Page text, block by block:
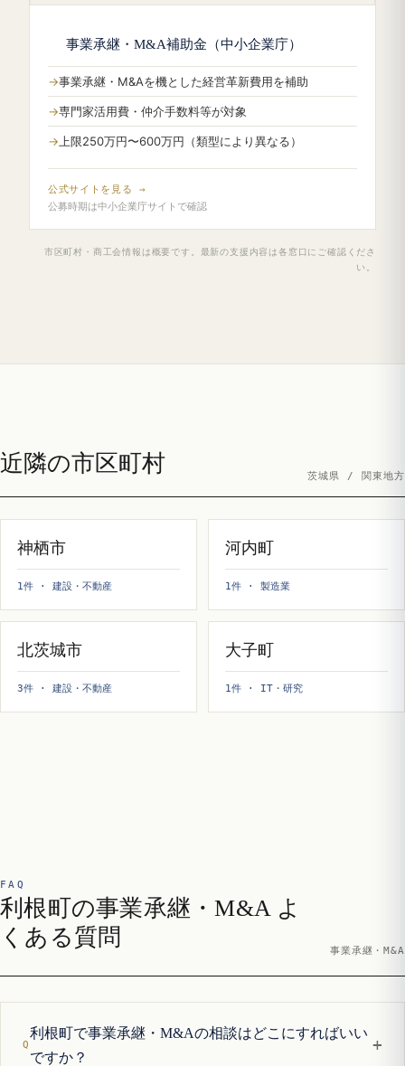
事業承継・M&A補助金（中小企業庁）
事業承継・M&Aを機とした経営革新費用を補助
専門家活用費・仲介手数料等が対象
上限250万円〜600万円（類型により異なる）
公式サイトを見る →
公募時期は中小企業庁サイトで確認
市区町村・商工会情報は概要です。最新の支援内容は各窓口にご確認くださ
い。
近隣の市区町村 茨城県 / 関東地方
神栖市
1件 · 建設・不動産
河内町
1件 · 製造業
北茨城市
3件 · 建設・不動産
大子町
1件 · IT・研究
FAQ
利根町の事業承継・M&A よ
くある質問
事業承継・M&A
利根町で事業承継・M&Aの相談はどこにすればいい
ですか？
+